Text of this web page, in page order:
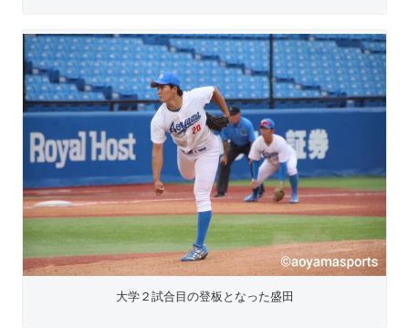
大学２試合目の登板となった盛田